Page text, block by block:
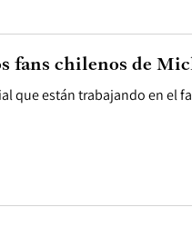
que están trabajando en el
fans chilenos de